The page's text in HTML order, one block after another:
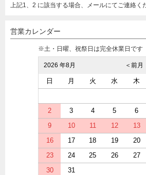
上記1、2 に該当する場合、メールにてご連絡く
営業カレンダー
※土・日曜、祝祭日は完全休業日です
2026 年8月 ＜前月
日 月 火 水 木
2
3 4 5 6
9
10 11 12 13
16
17 18 19 20
23
24 25 26 27
30
31